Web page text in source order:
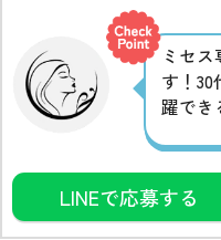
ミセ
す！
躍でき
LINEで応募する